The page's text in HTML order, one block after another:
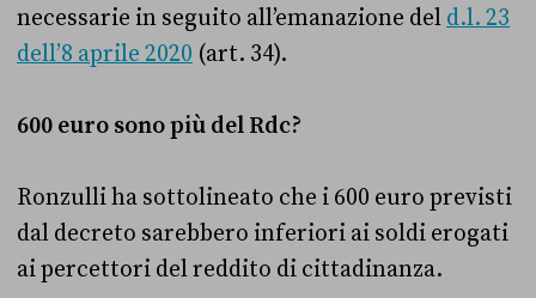
necessarie in seguito all’emanazione del d.l. 23
dell’8 aprile 2020 (art. 34).
600 euro sono più del Rdc?
Ronzulli ha sottolineato che i 600 euro previsti
dal decreto sarebbero inferiori ai soldi erogati
ai percettori del reddito di cittadinanza.